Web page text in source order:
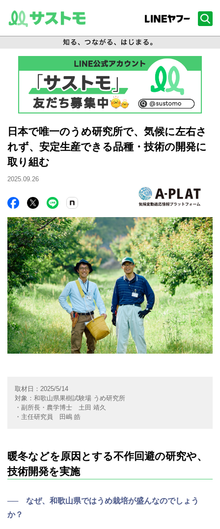
日本で唯一のうめ研究所で、気候に左右さ
れず、安定生産できる品種・技術の開発に
取り組む
2025.09.26
取材日：2025/5/14
対象：和歌山県果樹試験場 うめ研究所
・副所長・農学博士 土田 靖久
・主任研究員 田嶋 皓
暖冬などを原因とする不作回避の研究や、
技術開発を実施
── なぜ、和歌山県ではうめ栽培が盛んなのでしょう
か？